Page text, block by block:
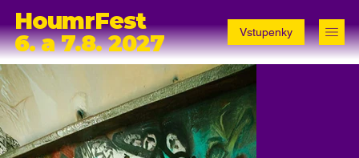
Vstupenky
HoumrFest
6. a 7.8. 2027